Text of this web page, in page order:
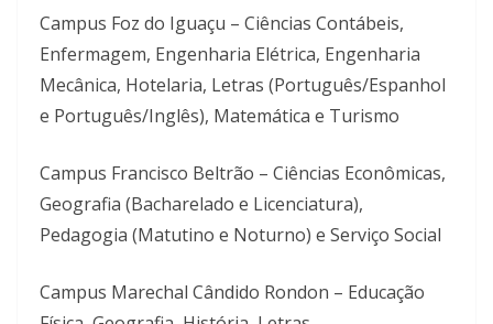
Campus Foz do Iguaçu – Ciências Contábeis,
Enfermagem, Engenharia Elétrica, Engenharia
Mecânica, Hotelaria, Letras (Português/Espanhol
e Português/Inglês), Matemática e Turismo
Campus Francisco Beltrão – Ciências Econômicas,
Geografia (Bacharelado e Licenciatura),
Pedagogia (Matutino e Noturno) e Serviço Social
Campus Marechal Cândido Rondon – Educação